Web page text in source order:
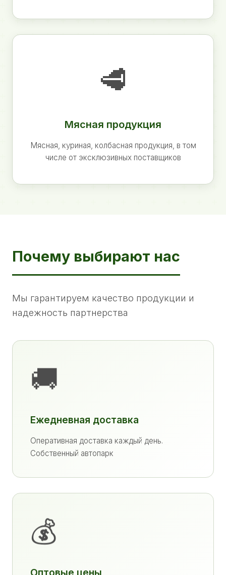
🥩
Мясная продукция
Мясная, куриная, колбасная продукция, в том
числе от эксклюзивных поставщиков
Почему выбирают нас
Мы гарантируем качество продукции и
надежность партнерства
🚚
Ежедневная доставка
Оперативная доставка каждый день.
Собственный автопарк
💰
Оптовые цены